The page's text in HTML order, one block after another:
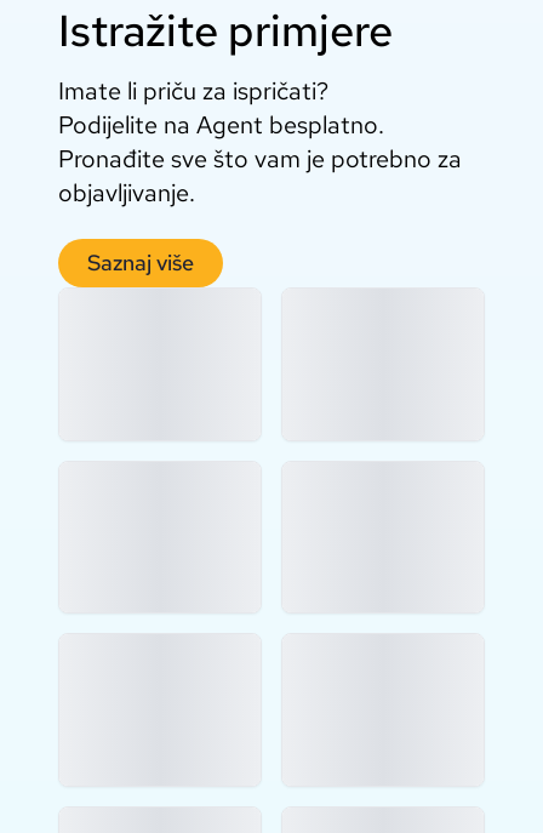
Istražite primjere
Imate li priču za ispričati?
Podijelite na Agent besplatno.
Pronađite sve što vam je potrebno za
objavljivanje.
Saznaj više